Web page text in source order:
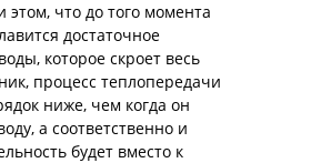
этом, что до того момента
достаточное
которое скроет весь
процесс теплопередачи
ниже, чем когда он
а соответственно и
будет вместо к